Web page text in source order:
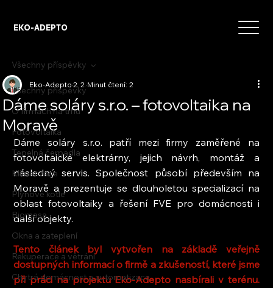
EKO-ADEPTO
Všechny příspěvky
O firmách na trhu
Fotovoltaika
Tepelná čerpadla
Klimatizace
Plynové kotle
Biomasa
Okna a zateplení
Rekuperace a větrání
Chytrá domácnost a automatizace
Všechny příspěvky
Dáme soláry s.r.o. – fotovoltaika na
Moravě
Eko-Adepto2. 2.Minut čtení: 2
Dáme soláry s.r.o. patří mezi firmy zaměřené na
fotovoltaické elektrárny, jejich návrh, montáž a
následný servis. Společnost působí především na
Moravě a prezentuje se dlouholetou specializací na
oblast fotovoltaiky a řešení FVE pro domácnosti i
další objekty.
Tento článek byl vytvořen na základě veřejně
dostupných informací o firmě a zkušeností, které jsme
při práci na projektu Eko-Adepto nasbírali v terénu.